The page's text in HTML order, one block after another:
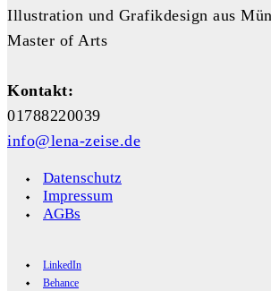
Illustration und Grafikdesign aus
Master of Arts
Kontakt:
01788220039
info@lena-zeise.de
Datenschutz
Impressum
AGBs
LinkedIn
Behance